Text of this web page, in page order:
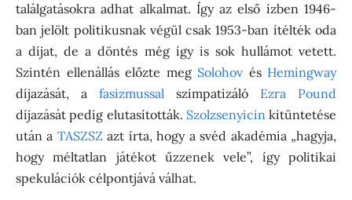
találgatásokra adhat alkalmat. Így az első ízben 1946-
ban jelölt politikusnak végül csak 1953-ban ítélték oda
a díjat, de a döntés még így is sok hullámot vetett.
Szintén ellenállás előzte meg Solohov és Hemingway
díjazását, a fasizmussal szimpatizáló Ezra Pound
díjazását pedig elutasították. Szolzsenyicinkitüntetése
után a TASZSZ azt írta, hogy a svéd akadémia „hagyja,
hogy méltatlan játékot űzzenek vele”, így politikai
spekulációk célpontjává válhat.